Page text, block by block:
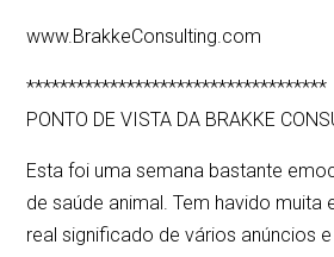
www.BrakkeConsulting.com
************************************
PONTO DE VISTA DA BRAKKE
Esta foi uma semana bastante
de saúde animal. Tem havido
real significado de vários anúncios